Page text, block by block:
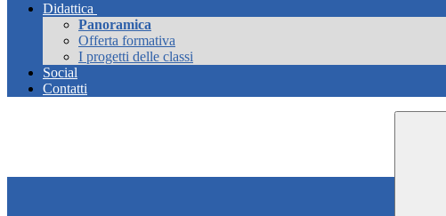
Didattica
Panoramica
Offerta formativa
I progetti delle classi
Social
Contatti